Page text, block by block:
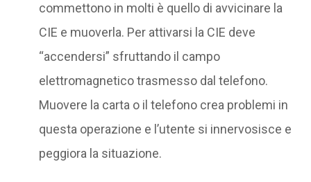
commettono in molti è quello di avvicinare la
CIE e muoverla. Per attivarsi la CIE deve
“accendersi” sfruttando il campo
elettromagnetico trasmesso dal telefono.
Muovere la carta o il telefono crea problemi in
questa operazione e l’utente si innervosisce e
peggiora la situazione.